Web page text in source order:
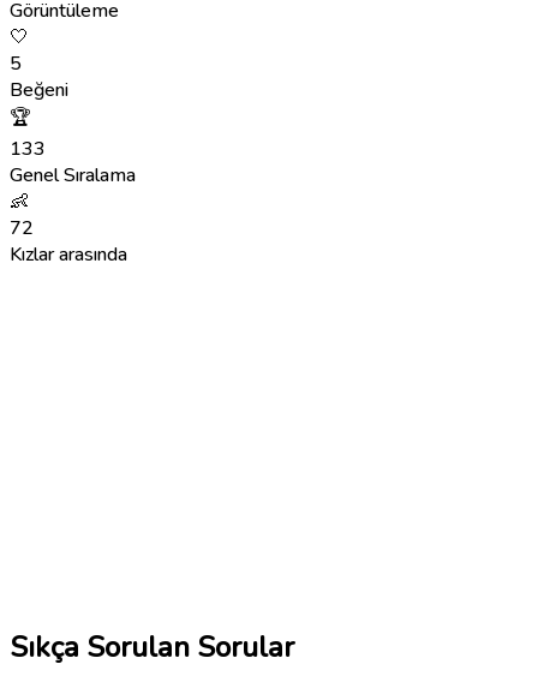
Görüntüleme
🤍
5
Beğeni
🏆
133
Genel Sıralama
👶
72
Kızlar arasında
Sıkça Sorulan Sorular